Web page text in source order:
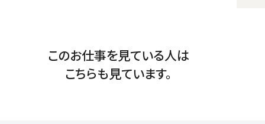
このお仕事を見ている人は
こちらも見ています。